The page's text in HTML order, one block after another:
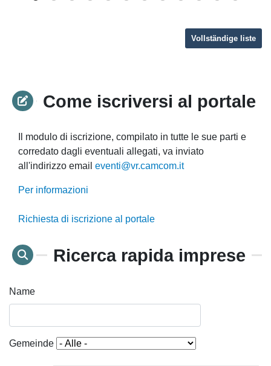
Vollständige liste
Come iscriversi al portale
Il modulo di iscrizione, compilato in tutte le sue parti e
corredato dagli eventuali allegati, va inviato
all'indirizzo email eventi@vr.camcom.it
Per informazioni
Richiesta di iscrizione al portale
Ricerca rapida imprese
Name
Gemeinde